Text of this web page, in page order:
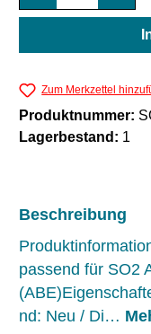
Zum Merkzettel
Produktnummer:
Lagerbestand: 1
Beschreibung
passend für SO2
nd: Neu / Di…